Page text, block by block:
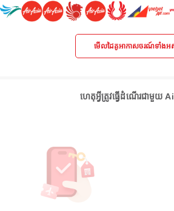
មើលដៃគូអាកាសចរណ៍ទាំង
ហេតុអ្វីត្រូវធ្វើដំណើរជាមួយ